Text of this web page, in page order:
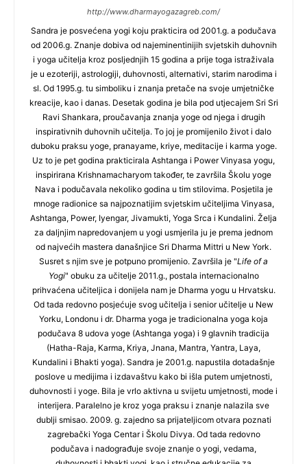
http://www.dharmayogazagreb.com/
Sandra je posvećena yogi koju prakticira od 2001.g. a podučava
od 2006.g. Znanje dobiva od najeminentinijih svjetskih duhovnih
i yoga učitelja kroz posljednjih 15 godina a prije toga istraživala
je u ezoteriji, astrologiji, duhovnosti, alternativi, starim narodima i
sl. Od 1995.g. tu simboliku i znanja pretače na svoje umjetničke
kreacije, kao i danas. Desetak godina je bila pod utjecajem Sri Sri
Ravi Shankara, proučavanja znanja yoge od njega i drugih
inspirativnih duhovnih učitelja. To joj je promijenilo život i dalo
duboku praksu yoge, pranayame, kriye, meditacije i karma yoge.
Uz to je pet godina prakticirala Ashtanga i Power Vinyasa yogu,
inspirirana Krishnamacharyom također, te završila Školu yoge
Nava i podučavala nekoliko godina u tim stilovima. Posjetila je
mnoge radionice sa najpoznatijim svjetskim učiteljima Vinyasa,
Ashtanga, Power, Iyengar, Jivamukti, Yoga Srca i Kundalini. Želja
za daljnjim napredovanjem u yogi usmjerila ju je prema jednom
od najvećih mastera današnjice Sri Dharma Mittri u New York.
Susret s njim sve je potpuno promijenio. Završila je "Life of a
Yogi" obuku za učitelje 2011.g., postala internacionalno
prihvaćena učiteljica i donijela nam je Dharma yogu u Hrvatsku.
Od tada redovno posjećuje svog učitelja i senior učitelje u New
Yorku, Londonu i dr. Dharma yoga je tradicionalna yoga koja
podučava 8 udova yoge (Ashtanga yoga) i 9 glavnih tradicija
(Hatha-Raja, Karma, Kriya, Jnana, Mantra, Yantra, Laya,
Kundalini i Bhakti yoga). Sandra je 2001.g. napustila dotadašnje
poslove u medijima i izdavaštvu kako bi išla putem umjetnosti,
duhovnosti i yoge. Bila je vrlo aktivna u svijetu umjetnosti, mode i
interijera. Paralelno je kroz yoga praksu i znanje nalazila sve
dublji smisao. 2009. g. zajedno sa prijateljicom otvara poznati
zagrebački Yoga Centar i Školu Divya. Od tada redovno
podučava i nadograđuje svoje znanje o yogi, vedama,